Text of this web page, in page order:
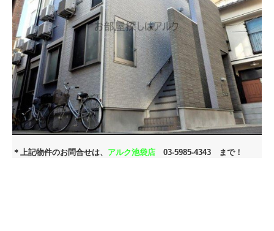
＊上記物件のお問合せは、 アルク池袋店 03-5985-4343 まで！